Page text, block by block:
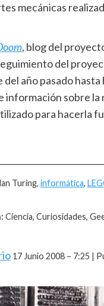
mecánicas
, blog del
del
año pasado hasta
sobre la
para hacerla
Turing, informática,
Ciencia, Curiosidades,
17 Junio 2008 – 7:25 |